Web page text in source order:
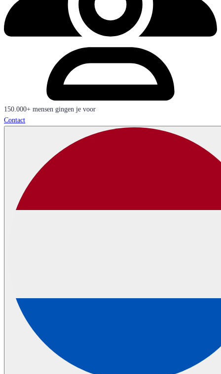
150.000+ mensen gingen je voor
Contact